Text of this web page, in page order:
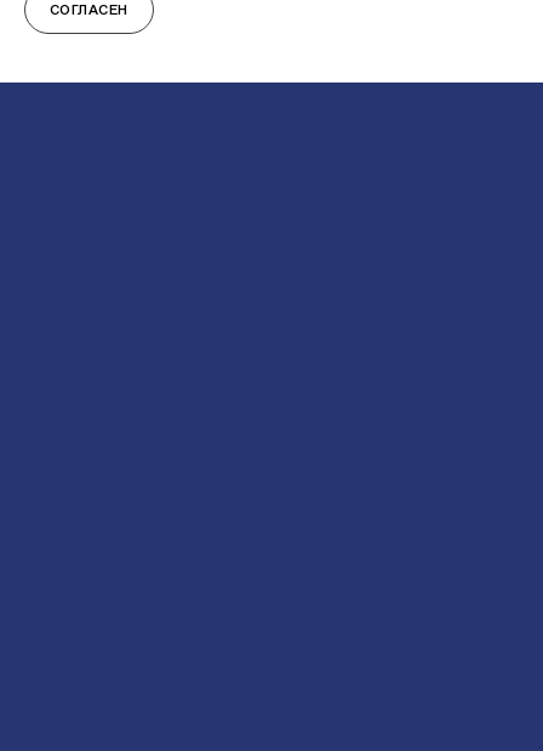
СОГЛАСЕН